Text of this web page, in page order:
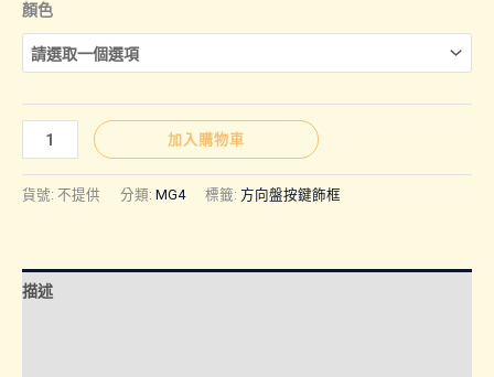
範
圍：
NT$350
到
顏色
MG4
｜
方
內
加入購物車
貨號: 不提供 分類: MG4 標籤: 方向盤按鍵飾框
描述